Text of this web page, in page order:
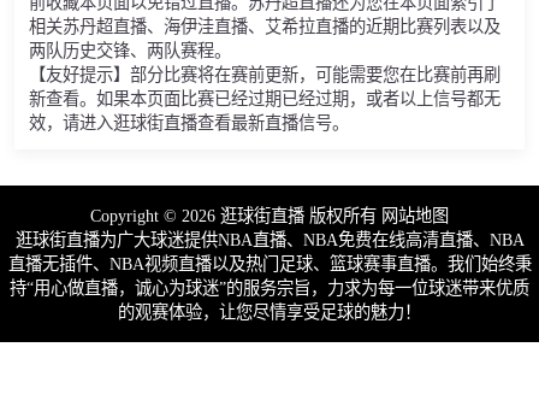
相关苏丹超直播、海伊洼直播、艾希拉直播的近期比赛列表以及
两队历史交锋、两队赛程。
【友好提示】部分比赛将在赛前更新，可能需要您在比赛前再刷
新查看。如果本页面比赛已经过期已经过期，或者以上信号都无
效，请进入逛球街直播查看最新直播信号。
Copyright © 2026 逛球街直播 版权所有 网站地图
逛球街直播为广大球迷提供NBA直播、NBA免费在线高清直播、NBA
直播无插件、NBA视频直播以及热门足球、篮球赛事直播。我们始终秉
持“用心做直播，诚心为球迷”的服务宗旨，力求为每一位球迷带来优质
的观赛体验，让您尽情享受足球的魅力！